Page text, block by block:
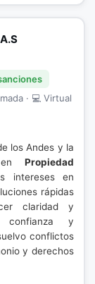
· 💻 Virtual
los Andes y la
en Propiedad
intereses en
rápidas
claridad y
confianza y
conflictos
y derechos